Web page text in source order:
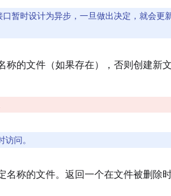
暂时设计为异步，一旦做出决定，就会更
称的文件（如果存在），否则创建新
问。
名称的文件。返回一个在文件被删除